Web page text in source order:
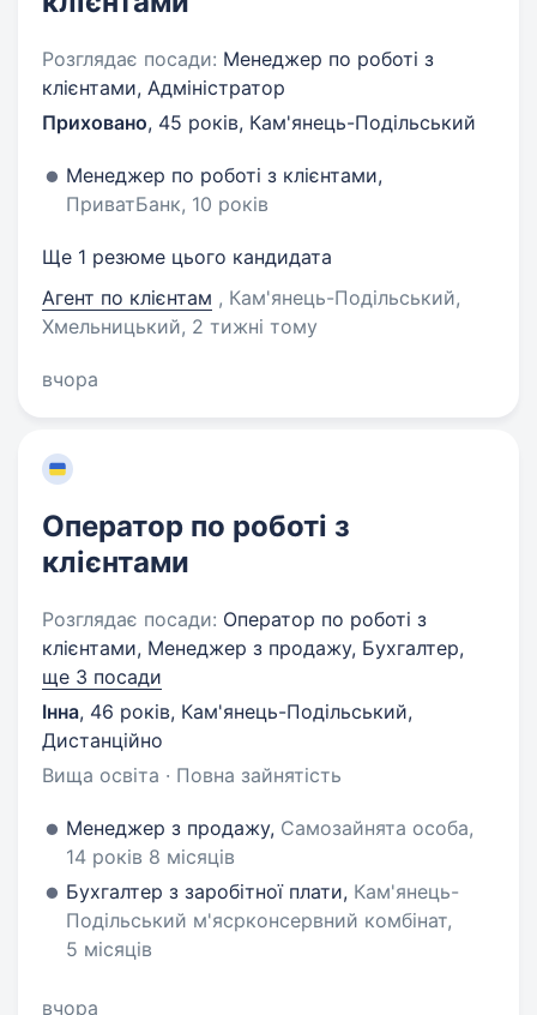
Розглядає посади: Менеджер по роботі з
клієнтами, Адміністратор
Приховано, 45 років, Кам'янець-Подільський
Менеджер по роботі з клієнтами,
ПриватБанк, 10 років
Ще 1 резюме цього кандидата
Агент по клієнтам , Кам'янець-Подільський,
Хмельницький, 2 тижні тому
вчора
Оператор по роботі з
клієнтами
Розглядає посади: Оператор по роботі з
клієнтами, Менеджер з продажу, Бухгалтер,
ще 3 посади
Інна, 46 років, Кам'янець-Подільський,
Дистанційно
Вища освіта · Повна зайнятість
Менеджер з продажу, Самозайнята особа,
14 років 8 місяців
Бухгалтер з заробітної плати, Кам'янець-
Подільський м'ясрконсервний комбінат,
5 місяців
вчора